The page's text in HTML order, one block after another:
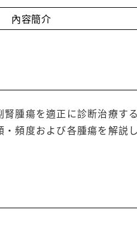
內容簡介
腎腫瘍を適正に診断治療す
・頻度および各腫瘍を解説